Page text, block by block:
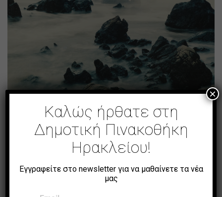
Καλώς ήρθατε στη
Δημοτική Πινακοθήκη
Ηρακλείου!
Εγγραφείτε στο newsletter για να μαθαίνετε τα νέα
μας
×